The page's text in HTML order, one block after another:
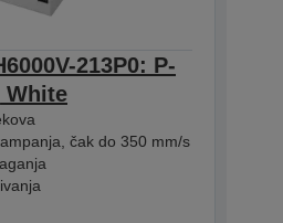
213P0: P-
White
čak do 350 mm/s